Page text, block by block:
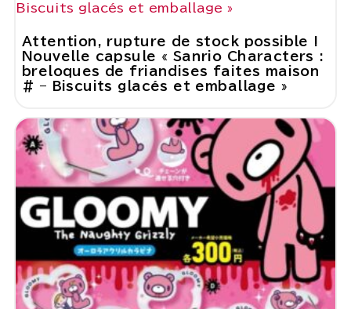
Attention, rupture de stock possible !
Nouvelle capsule « Sanrio Characters :
breloques de friandises faites maison
# – Biscuits glacés et emballage »